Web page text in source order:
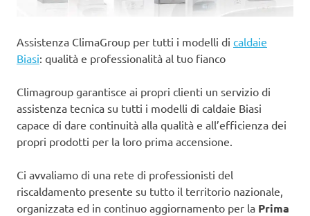
Assistenza ClimaGroup per tutti i modelli di caldaie
Biasi: qualità e professionalità al tuo fianco
Climagroup garantisce ai propri clienti un servizio di
assistenza tecnica su tutti i modelli di caldaie Biasi
capace di dare continuità alla qualità e all’efficienza dei
propri prodotti per la loro prima accensione.
Ci avvaliamo di una rete di professionisti del
riscaldamento presente su tutto il territorio nazionale,
organizzata ed in continuo aggiornamento per la Prima